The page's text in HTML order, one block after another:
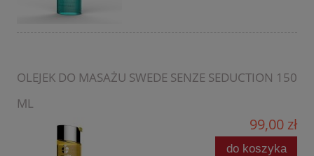
OLEJEK DO MASAŻU SWEDE SENZE SEDUCTION 150
ML
99,00 zł
do koszyka